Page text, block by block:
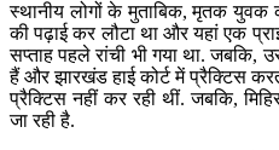
स्थानीय लोगों के मुताबिक, मृतक युवक
की पढ़ाई कर लौटा था और यहां एक
सप्ताह पहले रांची भी गया था. जबकि,
हैं और झारखंड हाई कोर्ट में प्रैक्टिस
प्रैक्टिस नहीं कर रही थीं. जबकि,
जा रही है.